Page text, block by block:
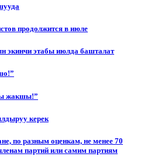
продолжится в июле
экинчи этабы июлда башталат
жакшы!”
керек
по разным оценкам, не менее 70
партий или самим партиям